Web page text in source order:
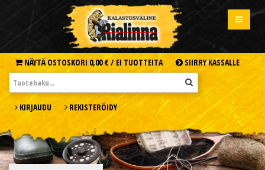
NÄYTÄ OSTOSKORI 0,00 € / EI TUOTTEITA SIIRRY KASSALLE
KIRJAUDU REKISTERÖIDY